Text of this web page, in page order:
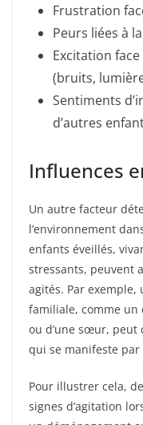
Frustration
Peurs liées à
Excitation
(bruits,
Sentiments
d’autres
Influences
Un autre facteur
l’environnement
enfants éveillés,
stressants, peuvent
agités. Par
familiale, comme un
ou d’une sœur,
qui se manifeste par
Pour illustrer cela,
signes d’agitation